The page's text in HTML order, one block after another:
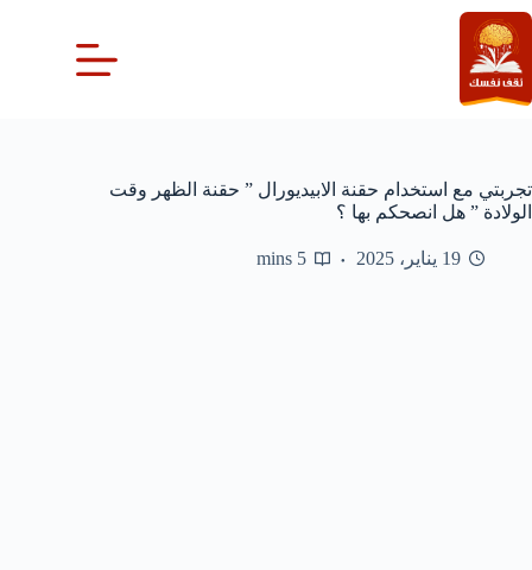
التجاوز
إلى
المحتوى
تجربتي مع استخدام حقنة الابيديورال ” حقنة الظهر وقت
الولادة ” هل انصحكم بها ؟
19 يناير، 2025 5 mins